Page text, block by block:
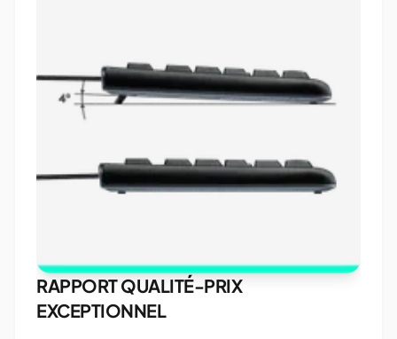
RAPPORT QUALITÉ-PRIX
EXCEPTIONNEL